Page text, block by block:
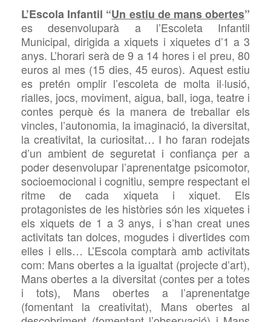
L’Escola Infantil “Un estiu de mans obertes”
es desenvoluparà a l’Escoleta Infantil
Municipal, dirigida a xiquets i xiquetes d’1 a 3
anys. L’horari serà de 9 a 14 hores i el preu, 80
euros al mes (15 dies, 45 euros). Aquest estiu
es pretén omplir l’escoleta de molta il·lusió,
rialles, jocs, moviment, aigua, ball, ioga, teatre i
contes perquè és la manera de treballar els
vincles, l’autonomia, la imaginació, la diversitat,
la creativitat, la curiositat… I ho faran rodejats
d’un ambient de seguretat i confiança per a
poder desenvolupar l’aprenentatge psicomotor,
socioemocional i cognitiu, sempre respectant el
ritme de cada xiqueta i xiquet. Els
protagonistes de les històries són les xiquetes i
els xiquets de 1 a 3 anys, i s’han creat unes
activitats tan dolces, mogudes i divertides com
elles i ells… L’Escola comptarà amb activitats
com: Mans obertes a la igualtat (projecte d’art),
Mans obertes a la diversitat (contes per a totes
i tots), Mans obertes a l’aprenentatge
(fomentant la creativitat), Mans obertes al